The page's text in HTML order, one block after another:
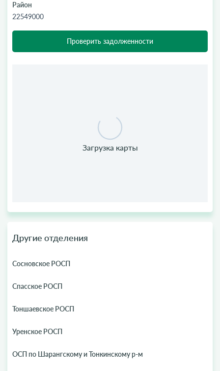
Район
22549000
Проверить задолженности
Другие отделения
Сосновское РОСП
Спасское РОСП
Тоншаевское РОСП
Уренское РОСП
ОСП по Шарангскому и Тонкинскому р-м